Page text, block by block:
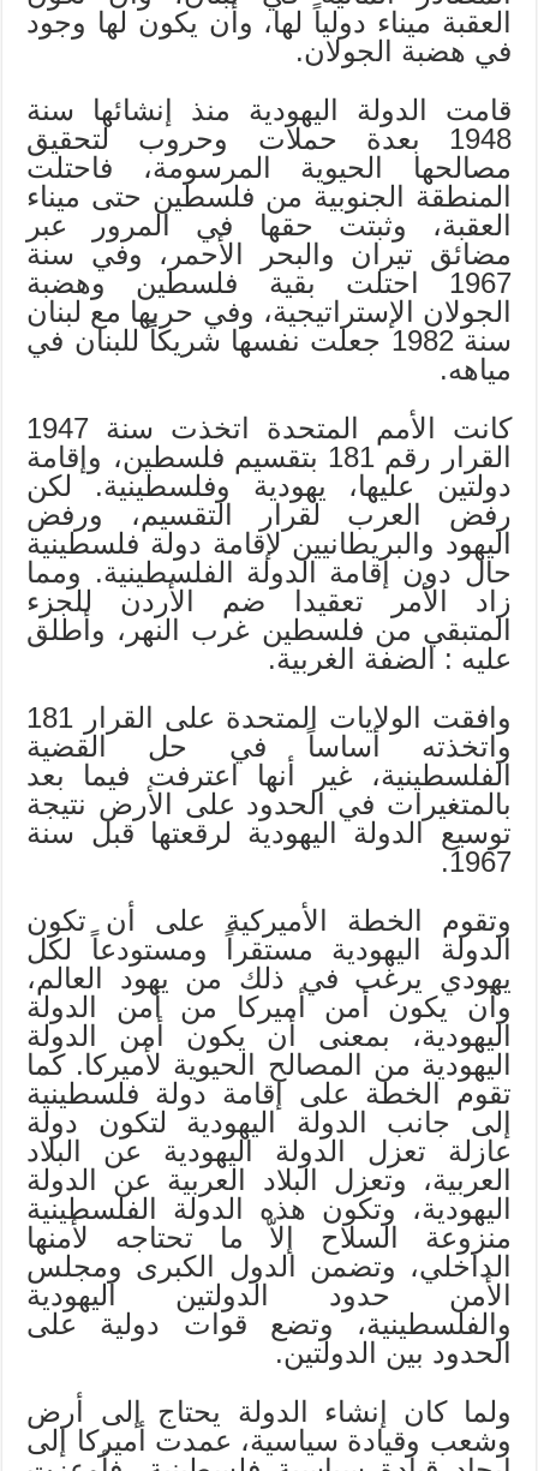
العقبة ميناء دولياً لها، وأن يكون لها وجود
في هضبة الجولان.
قامت الدولة اليهودية منذ إنشائها سنة
1948‍ بعدة حملات وحروب لتحقيق
مصالحها الحيوية المرسومة، فاحتلت
المنطقة الجنوبية من فلسطين حتى ميناء
العقبة، وثبتت حقها في المرور عبر
مضائق تيران والبحر الأحمر، وفي سنة
1967 احتلت بقية فلسطين وهضبة
الجولان الإستراتيجية، وفي حربها مع لبنان
سنة 1982 جعلت نفسها شريكاً للبنان في
مياهه.
كانت الأمم المتحدة اتخذت سنة 1947
القرار رقم ‍181 بتقسيم فلسطين، وإقامة
دولتين عليها، يهودية وفلسطينية. لكن
رفض العرب لقرار التقسيم، ورفض
اليهود والبريطانيين لإقامة دولة فلسطينية
حال دون إقامة الدولة الفلسطينية. ومما
زاد الأمر تعقيدا ضم الأردن للجزء
المتبقي من فلسطين غرب النهر، وأطلق
عليه : الضفة الغربية.
وافقت الولايات المتحدة على القرار 181
واتخذته أساساً في حل القضية
الفلسطينية، غير أنها اعترفت فيما بعد
بالمتغيرات في الحدود على الأرض نتيجة
توسيع الدولة اليهودية لرقعتها قبل سنة
1967.
وتقوم الخطة الأميركية على أن تكون
الدولة اليهودية مستقراً ومستودعاً لكل
يهودي يرغب في ذلك من يهود العالم،
وأن يكون أمن أميركا من أمن الدولة
اليهودية، بمعنى أن يكون أمن الدولة
اليهودية من المصالح الحيوية لأميركا. كما
تقوم الخطة على إقامة دولة فلسطينية
إلى جانب الدولة اليهودية لتكون دولة
عازلة تعزل الدولة اليهودية عن البلاد
العربية، وتعزل البلاد العربية عن الدولة
اليهودية، وتكون هذه الدولة الفلسطينية
منزوعة السلاح إلاّ ما تحتاجه لأمنها
الداخلي، وتضمن الدول الكبرى ومجلس
الأمن حدود الدولتين اليهودية
والفلسطينية، وتضع قوات دولية على
الحدود بين الدولتين.
ولما كان إنشاء الدولة يحتاج إلى أرض
وشعب وقيادة سياسية، عمدت أميركا إلى